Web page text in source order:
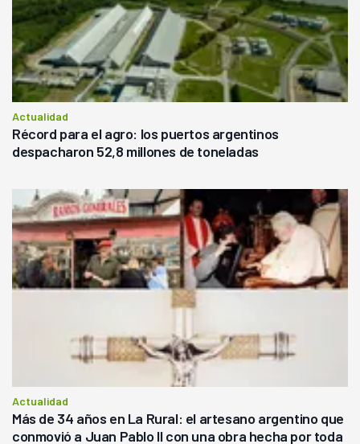
Actualidad
Récord para el agro: los puertos argentinos
despacharon 52,8 millones de toneladas
Actualidad
Más de 34 años en La Rural: el artesano argentino que
conmovió a Juan Pablo II con una obra hecha por toda